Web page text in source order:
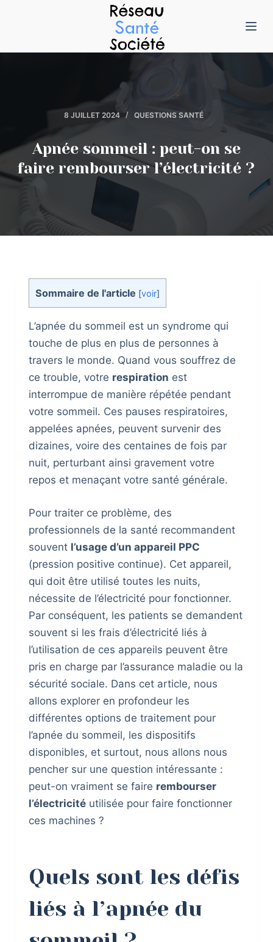
c
o
n
8 JUILLET 2024 QUESTIONS SANTÉ
Apnée sommeil : peut-on se
faire rembourser l’électricité ?
Sommaire de l'article [voir]
L’apnée du sommeil est un syndrome qui
touche de plus en plus de personnes à
travers le monde. Quand vous souffrez de
ce trouble, votre respiration est
interrompue de manière répétée pendant
votre sommeil. Ces pauses respiratoires,
appelées apnées, peuvent survenir des
dizaines, voire des centaines de fois par
nuit, perturbant ainsi gravement votre
repos et menaçant votre santé générale.
Pour traiter ce problème, des
professionnels de la santé recommandent
souvent l’usage d’un appareil PPC
(pression positive continue). Cet appareil,
qui doit être utilisé toutes les nuits,
nécessite de l’électricité pour fonctionner.
Par conséquent, les patients se demandent
souvent si les frais d’électricité liés à
l’utilisation de ces appareils peuvent être
pris en charge par l’assurance maladie ou la
sécurité sociale. Dans cet article, nous
allons explorer en profondeur les
différentes options de traitement pour
l’apnée du sommeil, les dispositifs
disponibles, et surtout, nous allons nous
pencher sur une question intéressante :
peut-on vraiment se faire rembourser
l’électricitéutilisée pour faire fonctionner
ces machines ?
Quels sont les défis
liés à l’apnée du